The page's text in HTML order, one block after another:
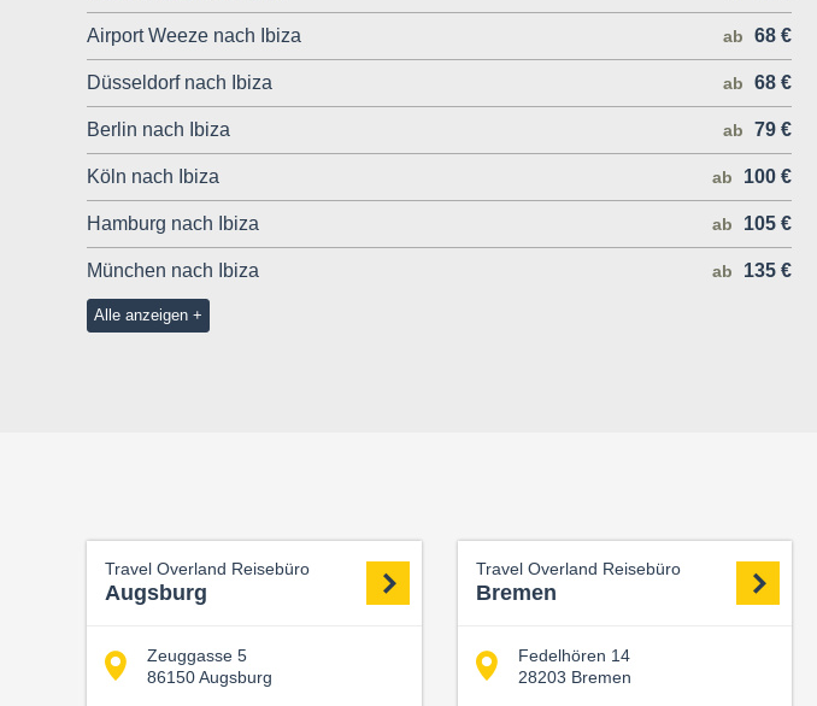
Airport Weeze nach Ibiza ab 68 €
Düsseldorf nach Ibiza ab 68 €
Berlin nach Ibiza ab 79 €
Köln nach Ibiza ab 100 €
Hamburg nach Ibiza ab 105 €
München nach Ibiza ab 135 €
Alle anzeigen
Travel Overland Reisebüro
Augsburg
Zeuggasse 5
86150 Augsburg
Travel Overland Reisebüro
Bremen
Fedelhören 14
28203 Bremen